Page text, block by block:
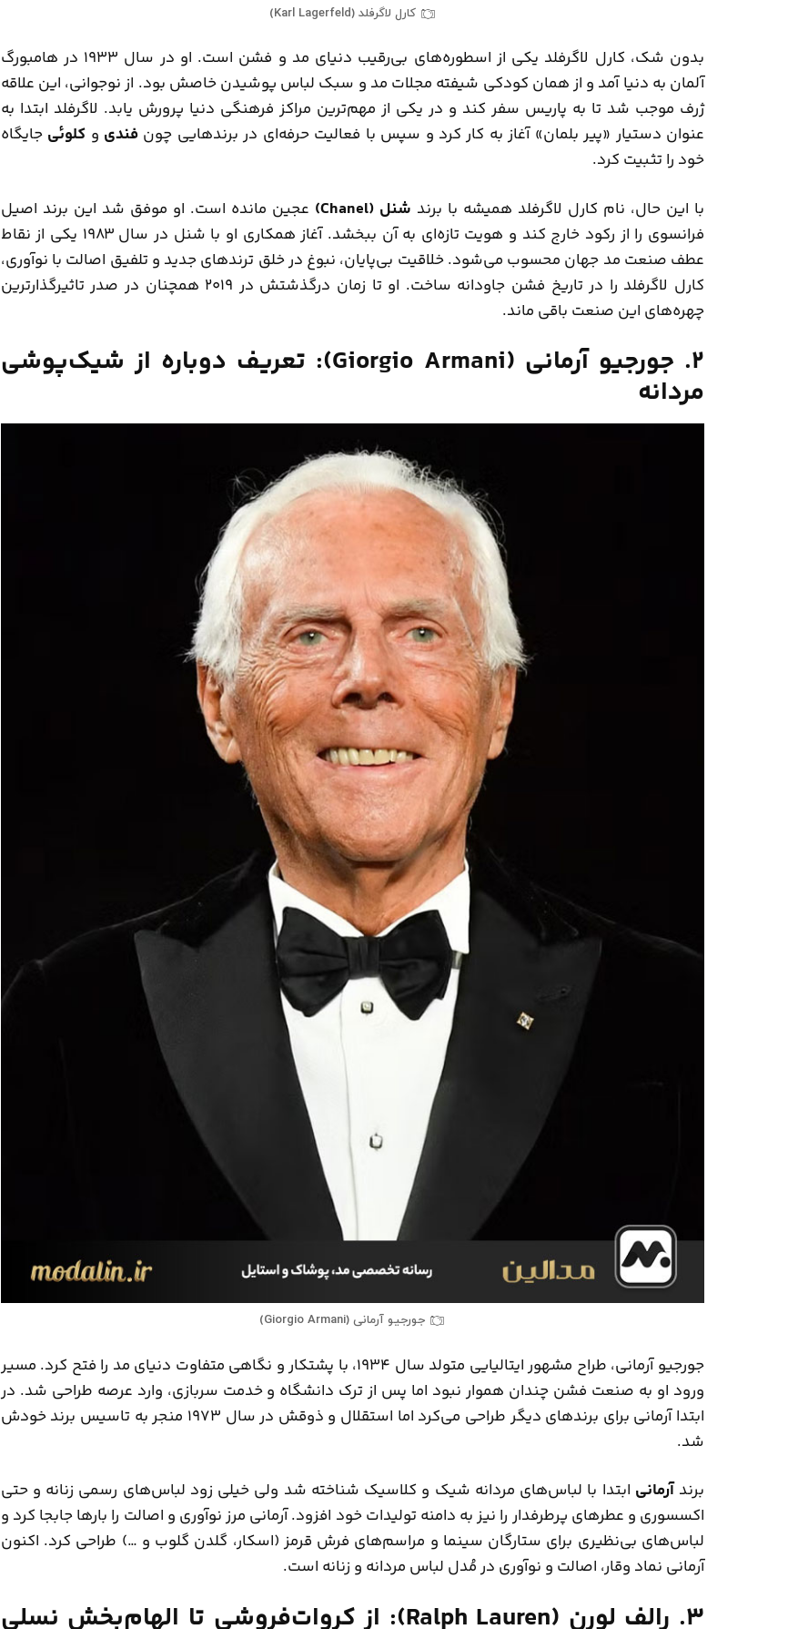
کارل لاگرفلد (Karl Lagerfeld)
بدون شک، کارل لاگرفلد یکی از اسطوره‌های بی‌رقیب دنیای مد و فشن است. او در سال ۱۹۳۳ در هامبورگ
آلمان به دنیا آمد و از همان کودکی شیفته مجلات مد و سبک لباس پوشیدن خاصش بود. از نوجوانی، این علاقه
ژرف موجب شد تا به پاریس سفر کند و در یکی از مهم‌ترین مراکز فرهنگی دنیا پرورش یابد. لاگرفلد ابتدا به
عنوان دستیار «پیر بلمان» آغاز به کار کرد و سپس با فعالیت حرفه‌ای در برندهایی چون فندی و کلوئی جایگاه
خود را تثبیت کرد.
با این حال، نام کارل لاگرفلد همیشه با برند شنل (Chanel)
عجین مانده است. او موفق شد این برند اصیل
فرانسوی را از رکود خارج کند و هویت تازه‌ای به آن ببخشد. آغاز همکاری او با شنل در سال ۱۹۸۳ یکی از نقاط
عطف صنعت مد جهان محسوب می‌شود. خلاقیت بی‌پایان، نبوغ در خلق ترندهای جدید و تلفیق اصالت با نوآوری،
کارل لاگرفلد را در تاریخ فشن جاودانه ساخت. او تا زمان درگذشتش در ۲۰۱۹ همچنان در صدر تاثیرگذارترین
چهره‌های این صنعت باقی ماند.
2. جورجیو آرمانی (Giorgio Armani): تعریف دوباره از شیک‌پوشی
مردانه
جورجیو آرمانی (Giorgio Armani)
جورجیو آرمانی، طراح مشهور ایتالیایی متولد سال ۱۹۳۴، با پشتکار و نگاهی متفاوت دنیای مد را فتح کرد. مسیر
ورود او به صنعت فشن چندان هموار نبود اما پس از ترک دانشگاه و خدمت سربازی، وارد عرصه طراحی شد. در
ابتدا آرمانی برای برندهای دیگر طراحی می‌کرد اما استقلال و ذوقش در سال ۱۹۷۳ منجر به تاسیس برند خودش
شد.
برندآرمانی ابتدا با لباس‌های مردانه شیک و کلاسیک شناخته شد ولی خیلی زود لباس‌های رسمی زنانه و حتی
اکسسوری و عطرهای پرطرفدار را نیز به دامنه تولیدات خود افزود. آرمانی مرز نوآوری و اصالت را بارها جابجا کرد و
لباس‌های بی‌نظیری برای ستارگان سینما و مراسم‌های فرش قرمز (اسکار، گلدن گلوب و …) طراحی کرد. اکنون
آرمانی نماد وقار، اصالت و نوآوری در مُدل لباس مردانه و زنانه است.
3. رالف لورن (Ralph Lauren): از کروات‌فروشی تا الهام‌بخش نسلی